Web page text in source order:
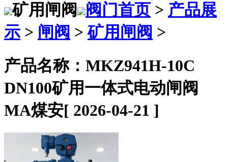
矿用闸阀 阀门首页 > 产品展
示 > 闸阀 >矿用闸阀 >
产品名称：MKZ941H-10C
DN100矿用一体式电动闸阀
MA煤安[ 2026-04-21 ]